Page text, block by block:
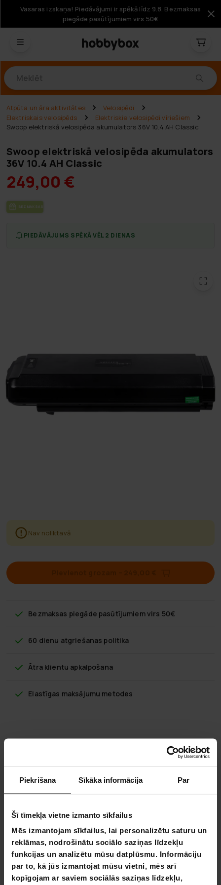
Piekrišana Sīkāka informācija Par
Šī tīmekļa vietne izmanto sīkfailus
Mēs izmantojam sīkfailus, lai personalizētu saturu un
reklāmas, nodrošinātu sociālo saziņas līdzekļu
funkcijas un analizētu mūsu datplūsmu. Informāciju
par to, kā jūs izmantojat mūsu vietni, mēs arī
kopīgojam ar saviem sociālās saziņas līdzekļu,
Vasaras izskaņa! Piedāvājumi ir spēkā līdz 9.8. Bezmaksas
piegāde pasūtījumiem virs 50€
Atpūta un āra aktivitātes
Velosipēdi
Elektriskais velosipēds
Elektriskie velosipēdi vīriešiem
Swoop elektriskā velosipēda akumulators 36V 10.4 AH Classic
Swoop elektriskā velosipēda akumulators
36V 10.4 AH Classic
249,00 €
BEZ­MAK­SAS PIE­GĀ­DE
PIEDĀVĀJUMS SPĒKĀ VĒL 2 DIENAS
Nav noliktavā
Bezmaksas piegāde pasūtījumiem virs 50€
60 dienu atgriešanas politika
Ātra klientu apkalpošana
Elastīgas maksājumu metodes
Swoop elektriskā velosipēda akumulators
Noņemams aizstājēj akumulators paredzēts Swoop Classic
28" elektriskajiem velosipēdiem. 36V / 10.4AH 2600 mAh. Šis
augstas kvalitātes litija-jona akumulators nodrošina
istabas temperatūrā. Īpaši ziema, ir svarīgi akumulatoru
ņemt līdzi istabas temperatūrā, lai to nesabojātu aukstais
gaiss vai sala. Sīkākus padomus un norādījumus par
elektriskā velosipēda un elektriskā velosipēda akumulatora
glabāšanu varat izlasīt šeit.